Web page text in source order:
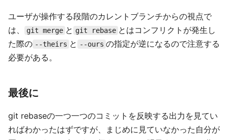
ユーザが操作する段階のカレントブランチからの視点で
は、
git merge と git rebase とはコンフリクトが発生し
た際の --theirs と --ours の指定が逆になるので注意する
必要がある。
最後に
git rebaseの一つ一つのコミットを反映する出力を見てい
ればわかったはずですが、まじめに見ていなかった自分が